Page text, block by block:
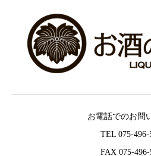
お電話でのお問
TEL 075-496-
FAX 075-496-